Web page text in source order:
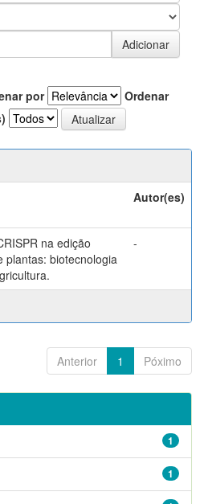
por
Ordenar
Autor(es)
na edição
plantas: biotecnologia
-
Anterior 1 Póximo
1
1